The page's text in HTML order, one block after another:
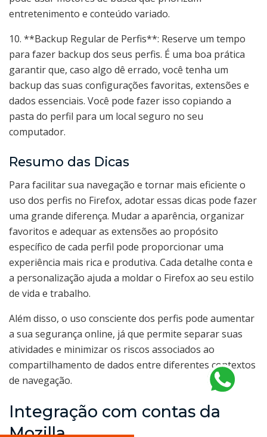
entretenimento e conteúdo variado.
10. **Backup Regular de Perfis**: Reserve um tempo
para fazer backup dos seus perfis. É uma boa prática
garantir que, caso algo dê errado, você tenha um
backup das suas configurações favoritas, extensões e
dados essenciais. Você pode fazer isso copiando a
pasta do perfil para um local seguro no seu
computador.
Resumo das Dicas
Para facilitar sua navegação e tornar mais eficiente o
uso dos perfis no Firefox, adotar essas dicas pode fazer
uma grande diferença. Mudar a aparência, organizar
favoritos e adequar as extensões ao propósito
específico de cada perfil pode proporcionar uma
experiência mais rica e produtiva. Cada detalhe conta e
a personalização ajuda a moldar o Firefox ao seu estilo
de vida e trabalho.
Além disso, o uso consciente dos perfis pode aumentar
a sua segurança online, já que permite separar suas
atividades e minimizar os riscos associados ao
compartilhamento de dados entre diferentes contextos
de navegação.
Integração com contas da